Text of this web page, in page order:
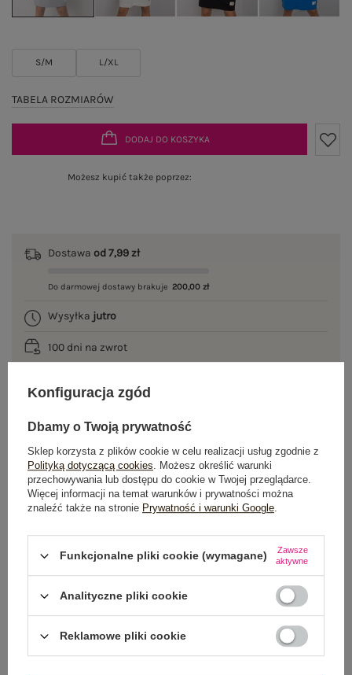
S/M L/XL
TABELA ROZMIARÓW
DODAJ DO KOSZYKA
Możesz kupić także poprzez:
Dostawa od 7,99 zł
Do darmowej dostawy brakuje 200,00 zł
Wysyłka jutro
100 dni na zwrot
GŁÓWNE PARAMETRY
OPINIE O PRODUKCIE (1)
OSTATNIO OGLĄDANE
Zobacz wszystko
Konfiguracja zgód
Dbamy o Twoją prywatność
Sklep korzysta z plików cookie w celu realizacji usług zgodnie z
Polityką dotyczącą cookies. Możesz określić warunki
przechowywania lub dostępu do cookie w Twojej przeglądarce.
Więcej informacji na temat warunków i prywatności można
znaleźć także na stronie Prywatność i warunki Google.
Funkcjonalne pliki cookie (wymagane)
Zawsze
aktywne
Analityczne pliki cookie
Reklamowe pliki cookie